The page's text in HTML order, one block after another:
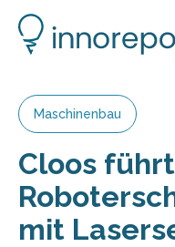
Maschinenbau
Cloos
mit